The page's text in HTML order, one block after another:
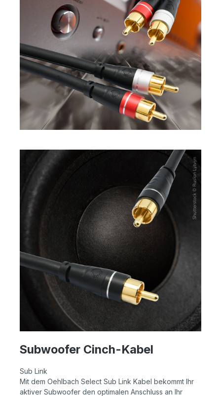
Subwoofer Cinch-Kabel
Sub Link
Mit dem Oehlbach Select Sub Link Kabel bekommt Ihr
aktiver Subwoofer den optimalen Anschluss an Ihr